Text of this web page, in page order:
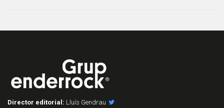
Director editorial: Lluís Gendrau